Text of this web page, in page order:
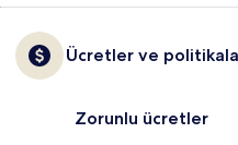
Ücretler ve
Zorunlu ücretler